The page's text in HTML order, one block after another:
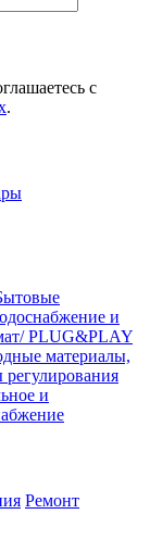
с
.
и
PLUG&PLAY
материалы,
и
Ремонт